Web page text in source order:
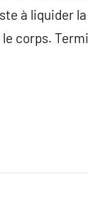
à liquider
corps.